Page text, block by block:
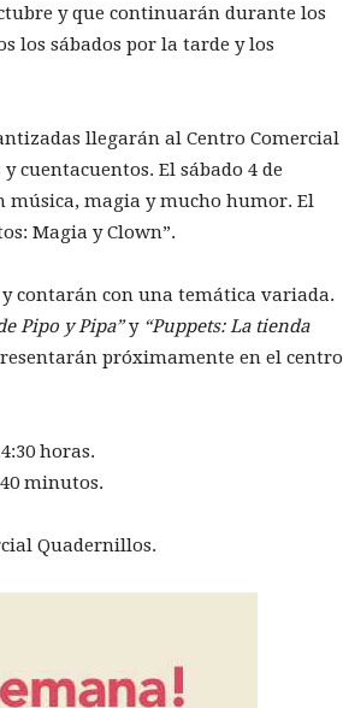
y que continuarán durante los
los sábados por la tarde y los
llegarán al Centro Comercial
cuentacuentos. El sábado 4 de
música, magia y mucho humor. El
Magia y Clown”.
contarán con una temática variada.
Pipo y Pipa”y“Puppets: La tienda
próximamente en el centro
horas.
minutos.
Quadernillos.